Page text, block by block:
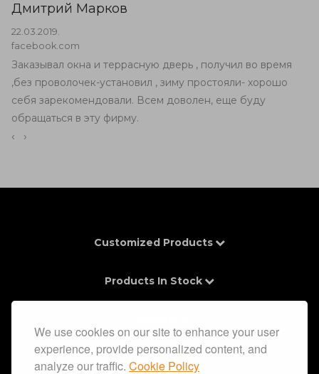
We use cookies on our site to enhance your user
experience, provide personalized content, and
analyze our traffic. Cookie Policy
Дмитрий Марков
22.03.2019.
facebook.com
Заказывал окна и террасную дверь , получил во время
,без проволочек-установил , зиму простояли- хорошо
себя зарекомендовали. Всем доволен, еще буду
обращаться в эту фирму.
‹ ›
Customized Products
Products In Stock
Information